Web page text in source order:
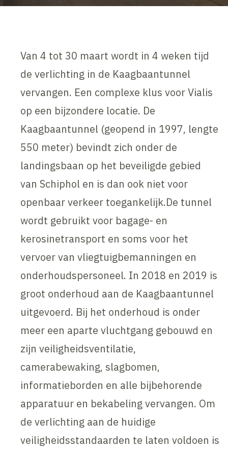
Van 4 tot 30 maart wordt in 4 weken tijd
de verlichting in de Kaagbaantunnel
vervangen. Een complexe klus voor Vialis
op een bijzondere locatie. De
Kaagbaantunnel (geopend in 1997, lengte
550 meter) bevindt zich onder de
landingsbaan op het beveiligde gebied
van Schiphol en is dan ook niet voor
openbaar verkeer toegankelijk.De tunnel
wordt gebruikt voor bagage- en
kerosinetransport en soms voor het
vervoer van vliegtuigbemanningen en
onderhoudspersoneel. In 2018 en 2019 is
groot onderhoud aan de Kaagbaantunnel
uitgevoerd. Bij het onderhoud is onder
meer een aparte vluchtgang gebouwd en
zijn veiligheidsventilatie,
camerabewaking, slagbomen,
informatieborden en alle bijbehorende
apparatuur en bekabeling vervangen. Om
de verlichting aan de huidige
veiligheidsstandaarden te laten voldoen is